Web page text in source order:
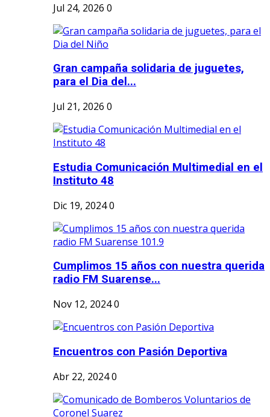
Jul 24, 2026 0
Gran campaña solidaria de juguetes,
para el Dia del...
Jul 21, 2026 0
Estudia Comunicación Multimedial en el
Instituto 48
Dic 19, 20240
Cumplimos 15 años con nuestra querida
radio FM Suarense...
Nov 12, 20240
Encuentros con Pasión Deportiva
Abr 22, 20240